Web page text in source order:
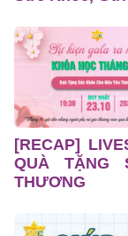
[RECAP]
QUÀ TẶNG
THƯƠNG